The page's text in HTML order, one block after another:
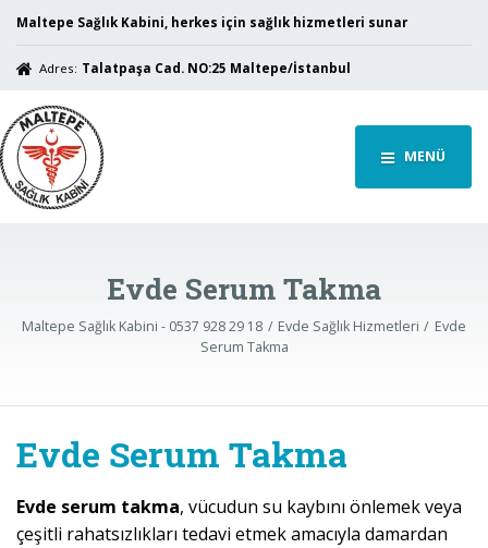
Maltepe Sağlık Kabini, herkes için sağlık hizmetleri sunar
Adres: Talatpaşa Cad. NO:25 Maltepe/İstanbul
MENÜ
Evde Serum Takma
Maltepe Sağlık Kabini - 0537 928 29 18 Evde Sağlık Hizmetleri
Evde
Serum Takma
Evde Serum Takma
Evde serum takma, vücudun su kaybını önlemek veya
çeşitli rahatsızlıkları tedavi etmek amacıyla damardan